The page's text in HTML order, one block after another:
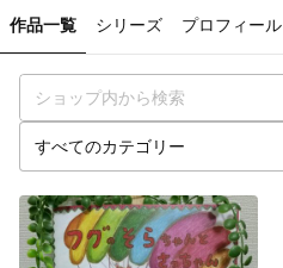
作品一覧 シリーズ プロフィール